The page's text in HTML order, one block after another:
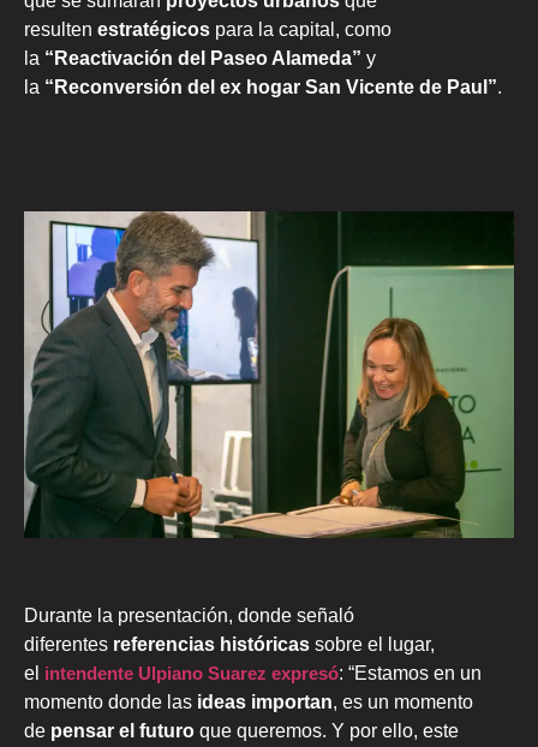
resulten estratégicos para la capital, como
la “Reactivación del Paseo Alameda” y
la “Reconversión del ex hogar San Vicente de Paul”.
Durante la presentación, donde señaló
diferentes referencias históricas sobre el lugar,
el intendente Ulpiano Suarez expresó: “Estamos en un
momento donde las ideas importan, es un momento
de pensar el futuro que queremos. Y por ello, este